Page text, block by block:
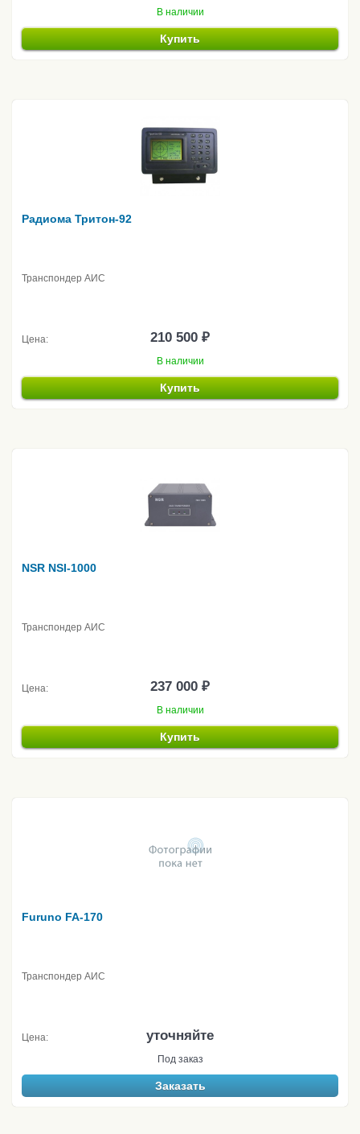
В наличии
Купить
Радиома Тритон-92
Транспондер АИС
Цена: 210 500 ₽
В наличии
Купить
NSR NSI-1000
Транспондер АИС
Цена: 237 000 ₽
В наличии
Купить
Furuno FA-170
Транспондер АИС
Цена: уточняйте
Под заказ
Заказать